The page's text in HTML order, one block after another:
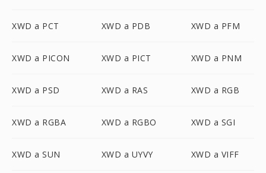
XWD a PCT XWD a PDB XWD a PFM
XWD a PICON XWD a PICT XWD a PNM
XWD a PSD XWD a RAS XWD a RGB
XWD a RGBA XWD a RGBO XWD a SGI
XWD a SUN XWD a UYVY XWD a VIFF